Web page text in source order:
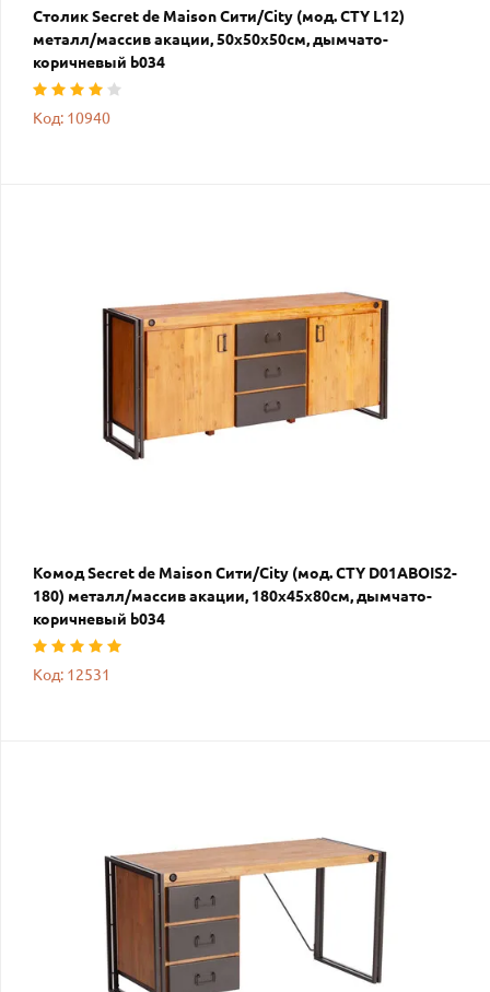
Столик Secret de Maison Сити/City (мод. CTY L12)
металл/массив акации, 50х50х50см, дымчато-
коричневый b034
Код: 10940
Комод Secret de Maison Сити/City (мод. CTY D01ABOIS2-
180) металл/массив акации, 180х45х80см, дымчато-
коричневый b034
Код: 12531